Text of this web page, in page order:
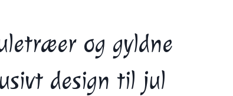
og gyldne
design til jul